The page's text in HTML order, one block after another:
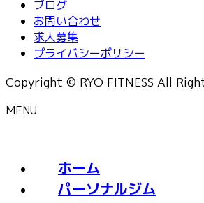
ブログ
お問い合わせ
求人募集
プライバシーポリシー
Copyright © RYO FITNESS All
MENU
ホーム
パーソナルジム